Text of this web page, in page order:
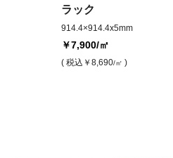
ラック
914.4×914.4x5mm
￥7,900/㎡
( 税込 ￥8,690/㎡ )